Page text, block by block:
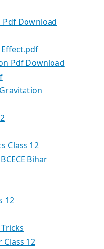
Pdf Download
Effect.pdf
Pdf Download
Class 12
Bihar
12
Class 12